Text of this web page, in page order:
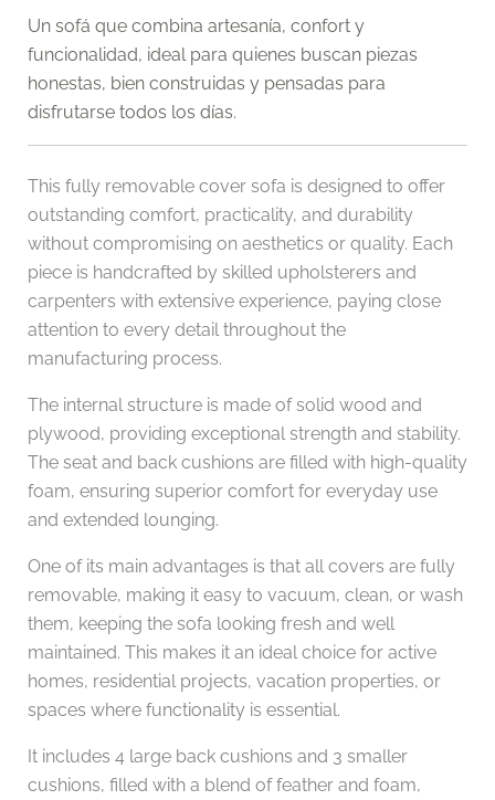
Un sofá que combina artesanía, confort y
funcionalidad, ideal para quienes buscan piezas
honestas, bien construidas y pensadas para
disfrutarse todos los días.
This fully removable cover sofa is designed to offer
outstanding comfort, practicality, and durability
without compromising on aesthetics or quality. Each
piece is handcrafted by skilled upholsterers and
carpenters with extensive experience, paying close
attention to every detail throughout the
manufacturing process.
The internal structure is made of solid wood and
plywood, providing exceptional strength and stability.
The seat and back cushions are filled with high-quality
foam, ensuring superior comfort for everyday use
and extended lounging.
One of its main advantages is that all covers are fully
removable, making it easy to vacuum, clean, or wash
them, keeping the sofa looking fresh and well
maintained. This makes it an ideal choice for active
homes, residential projects, vacation properties, or
spaces where functionality is essential.
It includes 4 large back cushions and 3 smaller
cushions, filled with a blend of feather and foam,